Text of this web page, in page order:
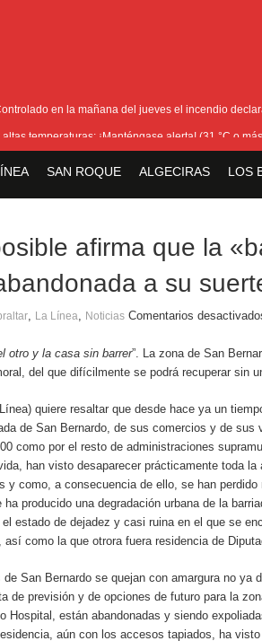
en la mañana del jueves el incendio
temperaturas: ¡Manténgase alerta! (31 °C o
SAN ROQUE ALGECIRAS LOS
afirma que la
a su
, La Línea, Noticias Comentarios
otro y la casa sin barrer”. La zona de San
del que difícilmente se podrá recuperar sin
quiere resaltar que desde hace ya un
de San Bernardo, de sus comercios y de sus
como por el resto de administraciones
han visto desaparecer prácticamente toda la
y como, a consecuencia de ello, se han
producido una degradación urbana de la
estado de dejadez y casi ruina en el que se
como la que otrora fuera residencia de
San Bernardo se quejan con amargura no ya
de previsión y de opciones de futuro para la
Hospital, están abandonadas y siendo
aún con los accesos tapiados, ha